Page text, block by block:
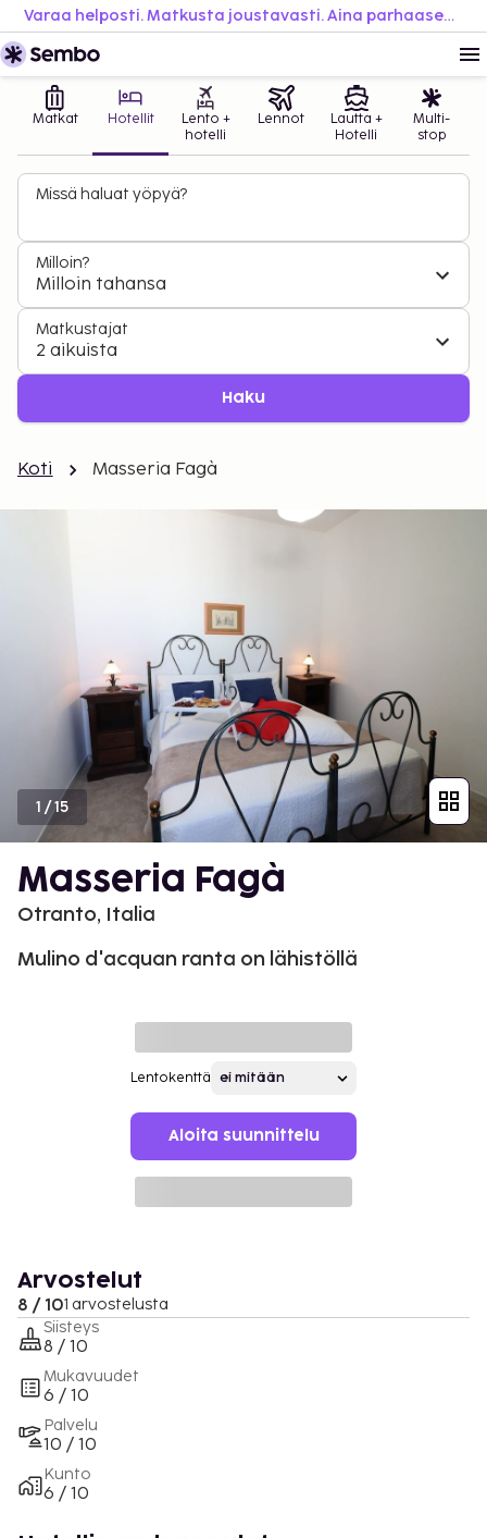
Varaa helposti. Matkusta joustavasti. Aina parhaaseen hintaan.
Matkat Hotellit
Lento +
hotelli
Lennot
Lautta +
Hotelli
Multi-
stop
Missä haluat yöpyä?
Milloin?
Milloin tahansa
Matkustajat
2 aikuista
Haku
Koti Masseria Fagà
1 /15
Masseria Fagà
Otranto, Italia
Mulino d'acquan ranta on lähistöllä
Lentokenttä
Aloita suunnittelu
Arvostelut
8 / 101 arvostelusta
Siisteys
8 / 10
Mukavuudet
6 / 10
Palvelu
10 / 10
Kunto
6 / 10